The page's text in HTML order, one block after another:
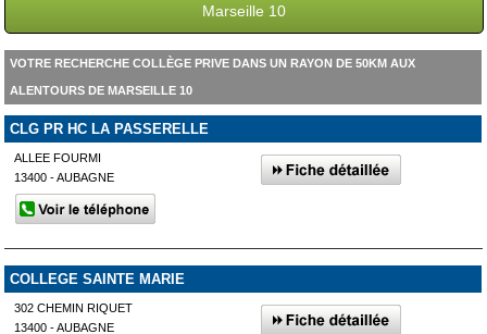
Marseille 10
VOTRE RECHERCHE COLLÈGE PRIVE DANS UN RAYON DE 50KM AUX
ALENTOURS DE MARSEILLE 10
CLG PR HC LA PASSERELLE
ALLEE FOURMI
13400 - AUBAGNE
COLLEGE SAINTE MARIE
302 CHEMIN RIQUET
13400 - AUBAGNE